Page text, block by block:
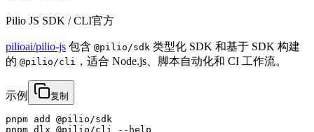
Pilio JS SDK / CLI官方
pilioai/pilio-js 包含 @pilio/sdk 类型化 SDK 和基于 SDK 构建
的 @pilio/cli ，适合 Node.js、脚本自动化和 CI 工作流。
示例 复制
pnpm add @pilio/sdk
pnpm dlx @pilio/cli --help